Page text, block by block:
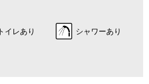
トイレあり
シャワーあり